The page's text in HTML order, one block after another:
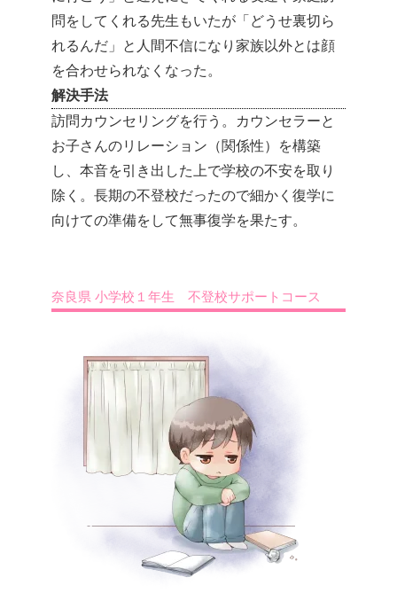
問をしてくれる先生もいたが「どうせ裏切ら
れるんだ」と人間不信になり家族以外とは顔
を合わせられなくなった。
解決手法
訪問カウンセリングを行う。カウンセラーと
お子さんのリレーション（関係性）を構築
し、本音を引き出した上で学校の不安を取り
除く。長期の不登校だったので細かく復学に
向けての準備をして無事復学を果たす。
奈良県 小学校１年生 不登校サポートコース